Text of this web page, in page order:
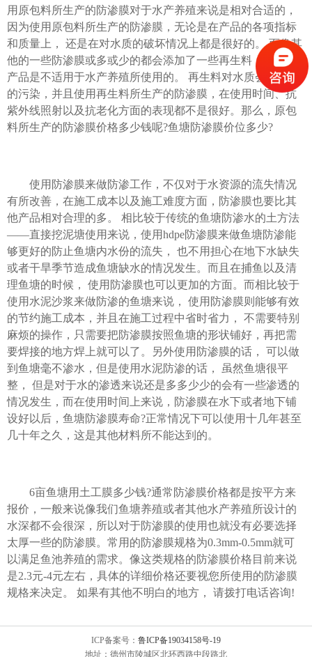
用原包料所生产的防渗膜对于水产养殖来说是相对合适的，
因为使用原包料所生产的防渗膜，无论是在产品的各项指标
和质量上， 还是在对水质的破坏情况上都是很好的。 而像其
他的一些防渗膜或多或少的都会添加了一些再生料，这样的
产品是不适用于水产养殖所使用的。 再生料对水质会有一定
的污染，并且使用再生料所生产的防渗膜，在使用时间、抗
紫外线照射以及抗老化方面的表现都不是很好。那么，原包
料所生产的防渗膜价格多少钱呢?鱼塘防渗膜价位多少?
使用防渗膜来做防渗工作，不仅对于水资源的流失情况
有所改善，在施工成本以及施工难度方面，防渗膜也要比其
他产品相对合理的多。 相比较于传统的鱼塘防渗水的土方法
——直接挖泥塘使用来说，使用hdpe防渗膜来做鱼塘防渗能
够更好的防止鱼塘内水份的流失， 也不用担心在地下水缺失
或者干旱季节造成鱼塘缺水的情况发生。而且在捕鱼以及清
理鱼塘的时候， 使用防渗膜也可以更加的方面。而相比较于
使用水泥沙浆来做防渗的鱼塘来说， 使用防渗膜则能够有效
的节约施工成本，并且在施工过程中省时省力， 不需要特别
麻烦的操作，只需要把防渗膜按照鱼塘的形状铺好，再把需
要焊接的地方焊上就可以了。另外使用防渗膜的话， 可以做
到鱼塘毫不渗水，但是使用水泥防渗的话， 虽然鱼塘很平
整， 但是对于水的渗透来说还是多多少少的会有一些渗透的
情况发生，而在使用时间上来说，防渗膜在水下或者地下铺
设好以后，鱼塘防渗膜寿命?正常情况下可以使用十几年甚至
几十年之久，这是其他材料所不能达到的。
6亩鱼塘用土工膜多少钱?通常防渗膜价格都是按平方来
报价，一般来说像我们鱼塘养殖或者其他水产养殖所设计的
水深都不会很深，所以对于防渗膜的使用也就没有必要选择
太厚一些的防渗膜。常用的防渗膜规格为0.3mm-0.5mm就可
以满足鱼池养殖的需求。像这类规格的防渗膜价格目前来说
是2.3元-4元左右，具体的详细价格还要视您所使用的防渗膜
规格来决定。 如果有其他不明白的地方， 请拨打电话咨询!
ICP备案号： 鲁ICP备19034158号-19
地址：德州市陵城区北环西路中段路北